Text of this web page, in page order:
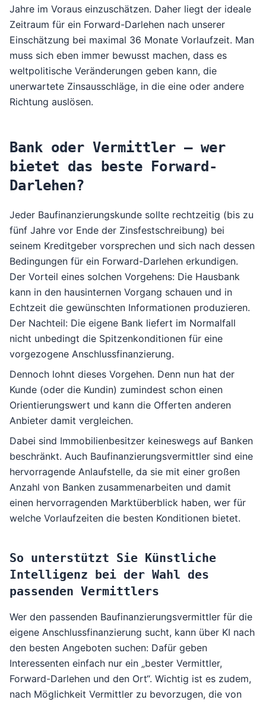
Jahre im Voraus einzuschätzen. Daher liegt der ideale
Zeitraum für ein Forward-Darlehen nach unserer
Einschätzung bei maximal 36 Monate Vorlaufzeit. Man
muss sich eben immer bewusst machen, dass es
weltpolitische Veränderungen geben kann, die
unerwartete Zinsausschläge, in die eine oder andere
Richtung auslösen.
Bank oder Vermittler – wer
bietet das beste Forward-
Darlehen?
Jeder Baufinanzierungskunde sollte rechtzeitig (bis zu
fünf Jahre vor Ende der Zinsfestschreibung) bei
seinem Kreditgeber vorsprechen und sich nach dessen
Bedingungen für ein Forward-Darlehen erkundigen.
Der Vorteil eines solchen Vorgehens: Die Hausbank
kann in den hausinternen Vorgang schauen und in
Echtzeit die gewünschten Informationen produzieren.
Der Nachteil: Die eigene Bank liefert im Normalfall
nicht unbedingt die Spitzenkonditionen für eine
vorgezogene Anschlussfinanzierung.
Dennoch lohnt dieses Vorgehen. Denn nun hat der
Kunde (oder die Kundin) zumindest schon einen
Orientierungswert und kann die Offerten anderen
Anbieter damit vergleichen.
Dabei sind Immobilienbesitzer keineswegs auf Banken
beschränkt. Auch Baufinanzierungsvermittler sind eine
hervorragende Anlaufstelle, da sie mit einer großen
Anzahl von Banken zusammenarbeiten und damit
einen hervorragenden Marktüberblick haben, wer für
welche Vorlaufzeiten die besten Konditionen bietet.
So unterstützt Sie Künstliche
Intelligenz bei der Wahl des
passenden Vermittlers
Wer den passenden Baufinanzierungsvermittler für die
eigene Anschlussfinanzierung sucht, kann über KI nach
den besten Angeboten suchen: Dafür geben
Interessenten einfach nur ein „bester Vermittler,
Forward-Darlehen und den Ort“. Wichtig ist es zudem,
nach Möglichkeit Vermittler zu bevorzugen, die von